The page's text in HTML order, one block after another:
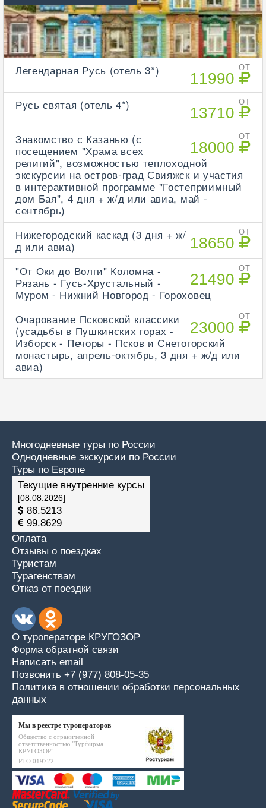
ОТ
11990
Легендарная Русь (отель 3*)
ОТ
13710
Русь святая (отель 4*)
ОТ
18000
Знакомство с Казанью (с
посещением "Храма всех
религий", возможностью теплоходной
экскурсии на остров-град Свияжск и участия
в интерактивной программе "Гостеприимный
дом Бая", 4 дня + ж/д или авиа, май -
сентябрь)
ОТ
18650
Нижегородский каскад (3 дня + ж/
д или авиа)
ОТ
21490
"От Оки до Волги" Коломна -
Рязань - Гусь-Хрустальный -
Муром - Нижний Новгород - Гороховец
ОТ
23000
Очарование Псковской классики
(усадьбы в Пушкинских горах -
Изборск - Печоры - Псков и Снетогорский
монастырь, апрель-октябрь, 3 дня + ж/д или
авиа)
Многодневные туры по России
Однодневные экскурсии по России
Туры по Европе
Текущие внутренние курсы
[08.08.2026]
86.5213
99.8629
Оплата
Отзывы о поездках
Туристам
Турагенствам
Отказ от поездки
О туроператоре КРУГОЗОР
Форма обратной связи
Написать email
Позвонить +7 (977) 808-05-35
Политика в отношении обработки персональных
данных
Мы в реестре туроператоров
Общество с ограниченной
ответственностью "Турфирма
КРУГОЗОР"
РТО 019722